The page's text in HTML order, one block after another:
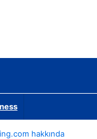
hakkında